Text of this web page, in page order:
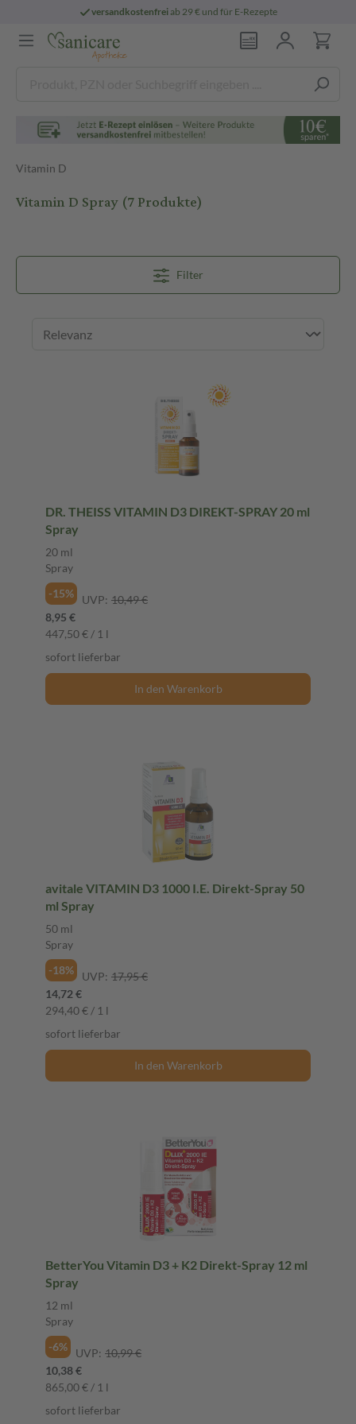
ab 29 € und für E-Rezepte
Vitamin D
Vitamin D Spray(7 Produkte)
Filter
DR. THEISS VITAMIN D3 DIREKT-SPRAY 20 ml
Spray
20 ml
Spray
-15%
UVP: 10,49 €
8,95 €
447,50 € / 1 l
sofort lieferbar
In den Warenkorb
avitale VITAMIN D3 1000 I.E. Direkt-Spray 50
ml Spray
50 ml
Spray
-18%
UVP: 17,95 €
14,72 €
294,40 € / 1 l
sofort lieferbar
In den Warenkorb
BetterYou Vitamin D3 + K2 Direkt-Spray 12 ml
Spray
12 ml
Spray
-6%
UVP: 10,99 €
10,38 €
865,00 € / 1 l
sofort lieferbar